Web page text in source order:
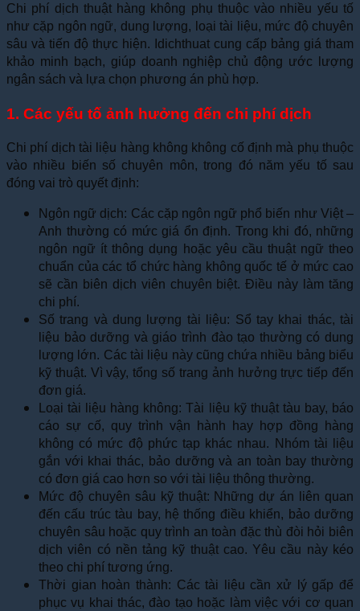
Chi phí dịch thuật hàng không phụ thuộc vào nhiều yếu tố
như cặp ngôn ngữ, dung lượng, loại tài liệu, mức độ chuyên
sâu và tiến độ thực hiện. Idichthuat cung cấp bảng giá tham
khảo minh bạch, giúp doanh nghiệp chủ động ước lượng
ngân sách và lựa chọn phương án phù hợp.
1. Các yếu tố ảnh hưởng đến chi phí dịch
Chi phí dịch tài liệu hàng không không cố định mà phụ thuộc
vào nhiều biến số chuyên môn, trong đó năm yếu tố sau
đóng vai trò quyết định:
Ngôn ngữ dịch: Các cặp ngôn ngữ phổ biến như Việt –
Anh thường có mức giá ổn định. Trong khi đó, những
ngôn ngữ ít thông dụng hoặc yêu cầu thuật ngữ theo
chuẩn của các tổ chức hàng không quốc tế ở mức cao
sẽ cần biên dịch viên chuyên biệt. Điều này làm tăng
chi phí.
Số trang và dung lượng tài liệu: Sổ tay khai thác, tài
liệu bảo dưỡng và giáo trình đào tạo thường có dung
lượng lớn. Các tài liệu này cũng chứa nhiều bảng biểu
kỹ thuật. Vì vậy, tổng số trang ảnh hưởng trực tiếp đến
đơn giá.
Loại tài liệu hàng không: Tài liệu kỹ thuật tàu bay, báo
cáo sự cố, quy trình vận hành hay hợp đồng hàng
không có mức độ phức tạp khác nhau. Nhóm tài liệu
gắn với khai thác, bảo dưỡng và an toàn bay thường
có đơn giá cao hơn so với tài liệu thông thường.
Mức độ chuyên sâu kỹ thuật: Những dự án liên quan
đến cấu trúc tàu bay, hệ thống điều khiển, bảo dưỡng
chuyên sâu hoặc quy trình an toàn đặc thù đòi hỏi biên
dịch viên có nền tảng kỹ thuật cao. Yêu cầu này kéo
theo chi phí tương ứng.
Thời gian hoàn thành: Các tài liệu cần xử lý gấp để
phục vụ khai thác, đào tạo hoặc làm việc với cơ quan